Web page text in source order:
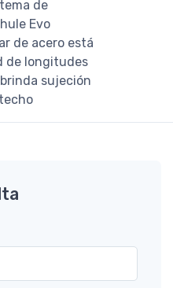
de
Evo
de acero está
de longitudes
sujeción